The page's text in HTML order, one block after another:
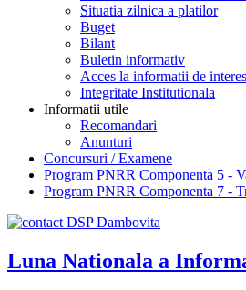
Situatia zilnica a platilor
Buget
Bilant
Buletin informativ
Acces la informatii de
Integritate Institutionala
Informatii utile
Recomandari
Anunturi
Concursuri / Examene
Program PNRR Componenta 5 -
Program PNRR Componenta 7 -
Luna Nationala a